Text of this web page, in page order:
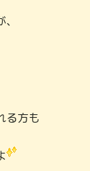
る方も